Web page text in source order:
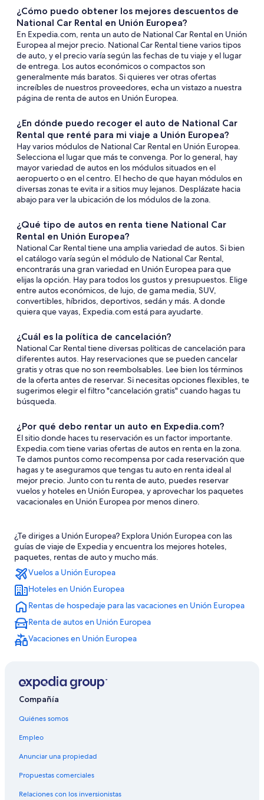
¿Cómo puedo obtener los mejores descuentos de
National Car Rental en Unión Europea?
En Expedia.com, renta un auto de National Car Rental en Unión
Europea al mejor precio. National Car Rental tiene varios tipos
de auto, y el precio varía según las fechas de tu viaje y el lugar
de entrega. Los autos económicos o compactos son
generalmente más baratos. Si quieres ver otras ofertas
increíbles de nuestros proveedores, echa un vistazo a nuestra
página de renta de autos en Unión Europea.
¿En dónde puedo recoger el auto de National Car
Rental que renté para mi viaje a Unión Europea?
Hay varios módulos de National Car Rental en Unión Europea.
Selecciona el lugar que más te convenga. Por lo general, hay
mayor variedad de autos en los módulos situados en el
aeropuerto o en el centro. El hecho de que hayan módulos en
diversas zonas te evita ir a sitios muy lejanos. Desplázate hacia
abajo para ver la ubicación de los módulos de la zona.
¿Qué tipo de autos en renta tiene National Car
Rental en Unión Europea?
National Car Rental tiene una amplia variedad de autos. Si bien
el catálogo varía según el módulo de National Car Rental,
encontrarás una gran variedad en Unión Europea para que
elijas la opción. Hay para todos los gustos y presupuestos. Elige
entre autos económicos, de lujo, de gama media, SUV,
convertibles, híbridos, deportivos, sedán y más. A donde
quiera que vayas, Expedia.com está para ayudarte.
¿Cuál es la política de cancelación?
National Car Rental tiene diversas políticas de cancelación para
diferentes autos. Hay reservaciones que se pueden cancelar
gratis y otras que no son reembolsables. Lee bien los términos
de la oferta antes de reservar. Si necesitas opciones flexibles, te
sugerimos elegir el filtro "cancelación gratis" cuando hagas tu
búsqueda.
¿Por qué debo rentar un auto en Expedia.com?
El sitio donde haces tu reservación es un factor importante.
Expedia.com tiene varias ofertas de autos en renta en la zona.
Te damos puntos como recompensa por cada reservación que
hagas y te aseguramos que tengas tu auto en renta ideal al
mejor precio. Junto con tu renta de auto, puedes reservar
vuelos y hoteles en Unión Europea, y aprovechar los paquetes
vacacionales en Unión Europea por menos dinero.
¿Te diriges a Unión Europea? Explora Unión Europea con las
guías de viaje de Expedia y encuentra los mejores hoteles,
paquetes, rentas de auto y mucho más.
Vuelos a Unión Europea
Hoteles en Unión Europea
Rentas de hospedaje para las vacaciones en Unión Europea
Renta de autos en Unión Europea
Vacaciones en Unión Europea
Compañía
Quiénes somos
Empleo
Anunciar una propiedad
Propuestas comerciales
Relaciones con los inversionistas